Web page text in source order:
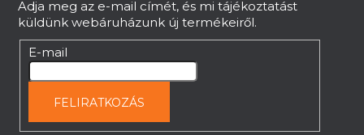
Adja meg az e-mail címét, és mi tájékoztatást
küldünk webáruházunk új termékeiről.
E-mail
FELIRATKOZÁS